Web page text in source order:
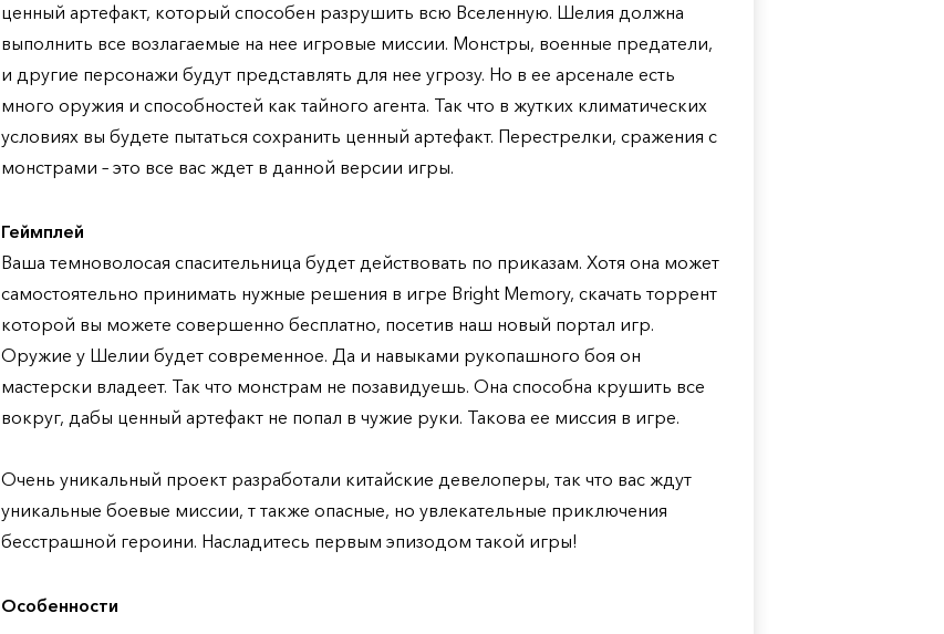
ценный артефакт, который способен разрушить всю Вселенную. Шелия должна
выполнить все возлагаемые на нее игровые миссии. Монстры, военные предатели,
и другие персонажи будут представлять для нее угрозу. Но в ее арсенале есть
много оружия и способностей как тайного агента. Так что в жутких климатических
условиях вы будете пытаться сохранить ценный артефакт. Перестрелки, сражения с
монстрами – это все вас ждет в данной версии игры.
Геймплей
Ваша темноволосая спасительница будет действовать по приказам. Хотя она может
самостоятельно принимать нужные решения в игре Bright Memory, скачать торрент
которой вы можете совершенно бесплатно, посетив наш новый портал игр.
Оружие у Шелии будет современное. Да и навыками рукопашного боя он
мастерски владеет. Так что монстрам не позавидуешь. Она способна крушить все
вокруг, дабы ценный артефакт не попал в чужие руки. Такова ее миссия в игре.
Очень уникальный проект разработали китайские девелоперы, так что вас ждут
уникальные боевые миссии, т также опасные, но увлекательные приключения
бесстрашной героини. Насладитесь первым эпизодом такой игры!
Особенности